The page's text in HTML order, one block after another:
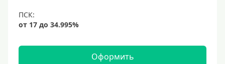
Оформить